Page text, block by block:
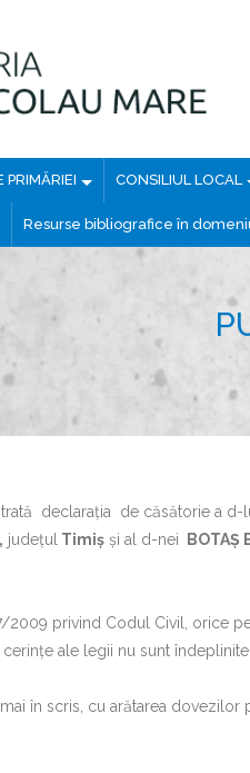
PRIMĂRIEI CONSILIUL LOCAL
Resurse bibliografice în
declaraţia de căsătorie a d-
judeţul Timiș şi al d-nei BOTAȘ
2009 privind Codul Civil, orice
ale legii nu sunt îndeplinite.
în scris, cu arătarea dovezilor